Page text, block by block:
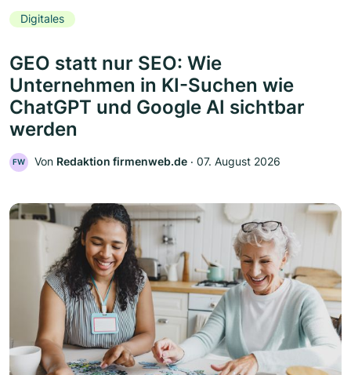
Digitales
GEO statt nur SEO: Wie
Unternehmen in KI-Suchen wie
ChatGPT und Google AI sichtbar
werden
FW Von Redaktion firmenweb.de ‧ 07. August 2026